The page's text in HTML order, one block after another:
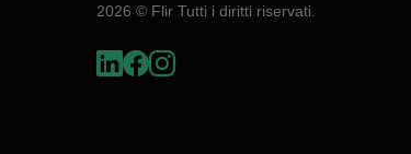
2026 © Flir Tutti i diritti riservati.